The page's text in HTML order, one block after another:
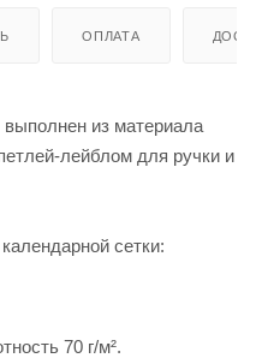
ОПЛАТА
из материала
лейблом для ручки и
сетки:
70 г/м².